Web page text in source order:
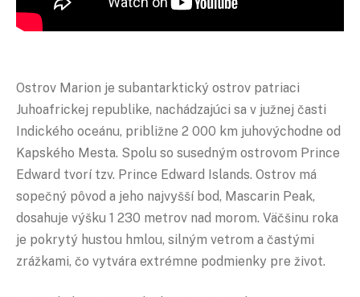
Ostrov Marion je subantarktický ostrov patriaci
Juhoafrickej republike, nachádzajúci sa v južnej časti
Indického oceánu, približne 2 000 km juhovýchodne od
Kapského Mesta. Spolu so susedným ostrovom Prince
Edward tvorí tzv. Prince Edward Islands. Ostrov má
sopečný pôvod a jeho najvyšší bod, Mascarin Peak,
dosahuje výšku 1 230 metrov nad morom. Väčšinu roka
je pokrytý hustou hmlou, silným vetrom a častými
zrážkami, čo vytvára extrémne podmienky pre život.